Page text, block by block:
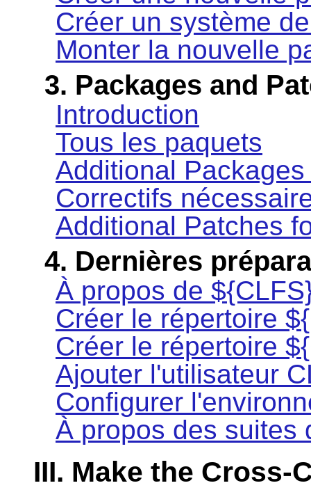
Créer un système
Monter la nouvelle
3. Packages and
Introduction
Tous les paquets
Additional
Correctifs
Additional Patches
4. Dernières
À propos de
Créer le répertoire
Créer le répertoire
Ajouter l'utilisateur
Configurer
À propos des suites
III. Make the Cross-